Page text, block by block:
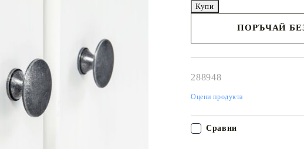
ПОРЪЧАЙ
288948
Оцени продукта
Сравни